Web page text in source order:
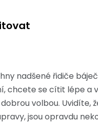
nadšené řidiče
chcete se cítit lépe a
volbou.
jsou opravdu